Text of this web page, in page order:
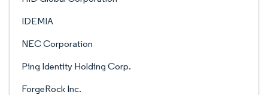
IDEMIA
NEC Corporation
Ping Identity Holding Corp.
ForgeRock Inc.